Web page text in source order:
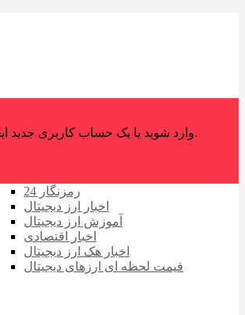
وارد شوید یا یک حساب کاربری جدید ایجاد کنید.
رمزنگار 24
اخبار ارز دیجیتال
آموزش ارز دیجیتال
اخبار اقتصادی
اخبار هک ارز دیجیتال
قیمت لحظه ای ارزهای دیجیتال